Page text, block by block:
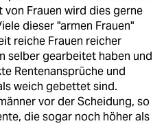
von Frauen wird dies gerne
dieser "armen Frauen"
reiche Frauen reicher
selber gearbeitet haben und
Rentenansprüche und
weich gebettet sind.
vor der Scheidung, so
die sogar noch höher als